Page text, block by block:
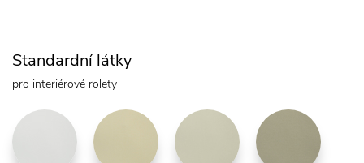
Standardní látky
pro interiérové rolety